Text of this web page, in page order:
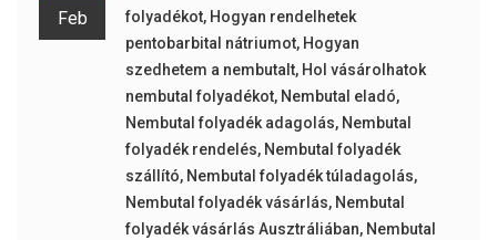
Feb
folyadékot, Hogyan rendelhetek
pentobarbital nátriumot, Hogyan
szedhetem a nembutalt, Hol vásárolhatok
nembutal folyadékot, Nembutal eladó,
Nembutal folyadék adagolás, Nembutal
folyadék rendelés, Nembutal folyadék
szállító, Nembutal folyadék túladagolás,
Nembutal folyadék vásárlás, Nembutal
folyadék vásárlás Ausztráliában, Nembutal